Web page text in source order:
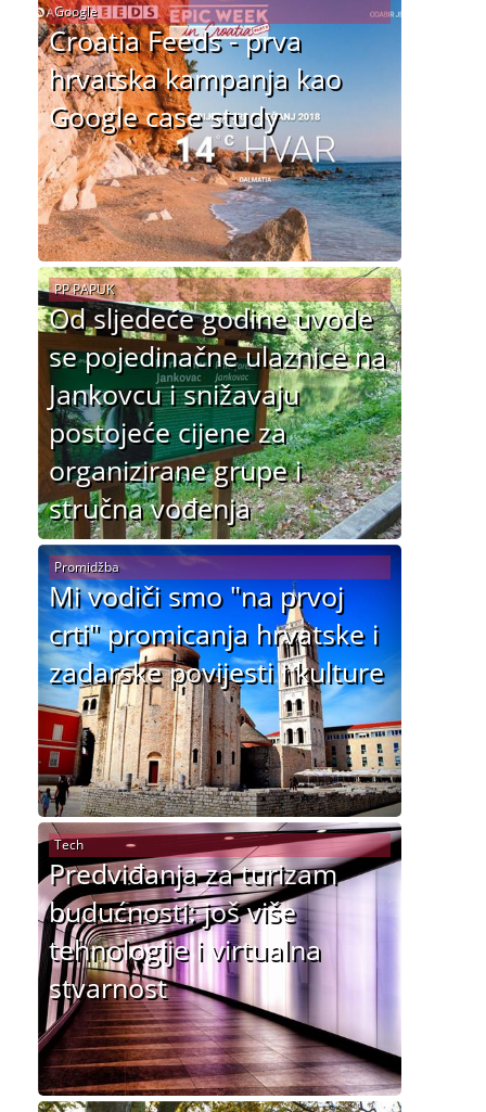
Croatia Feeds - prva
hrvatska kampanja kao
Google case study
Google
Od sljedeće godine uvode
se pojedinačne ulaznice na
Jankovcu i snižavaju
postojeće cijene za
organizirane grupe i
stručna vođenja
PP PAPUK
Mi vodiči smo "na prvoj
crti" promicanja hrvatske i
zadarske povijesti i kulture
Promidžba
Predviđanja za turizam
budućnosti: još više
tehnologije i virtualna
stvarnost
Tech